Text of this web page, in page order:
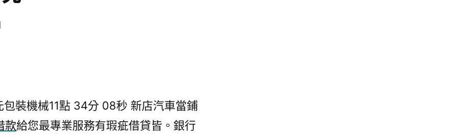
裝機械11點 34分 08秒 新店汽車當鋪
款給您最專業服務有瑕疵借貸皆。銀行